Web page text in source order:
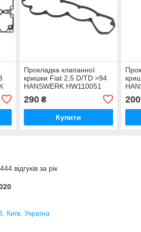
Прокладка клапанної
кришки Fiat 2,5 D/TD >94
HANSWERK HW110051
290₴
Купити
200
відгуків за рік
Київ, Україна